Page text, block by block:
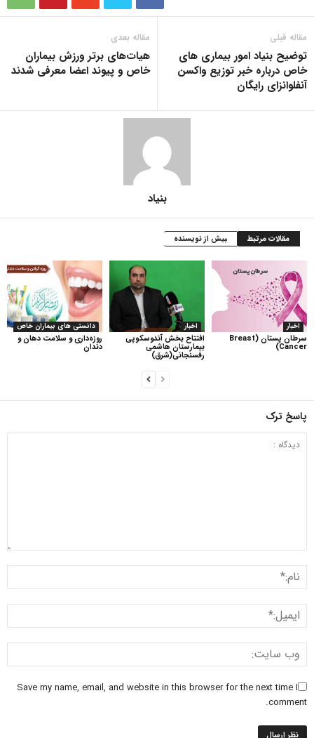
مقاله قبلی
توضیح بنیاد امور بیماری های
خاص درباره خبر توزیع واکسن
آنفلوانزای رایگان
مقاله بعدی
هیات‌های برتر ورزش بیماران
خاص و پیوند اعضا معرفی شدند
بنیاد
مقالات مرتبط بیش از نویسنده
دانستی های بیماران خاص
روزه‌داری و سلامت دهان و
دندان
اخبار
افتتاح بخش آندوسکوپی
بیمارستان هاشمی
رفسنجانی(شرق)
اخبار
سرطان پستان (Breast
Cancer)
پاسخ ترک
Save my name, email, and website in this browser for the next time I
comment.